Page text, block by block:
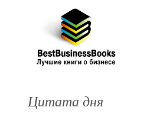
Лучшие
бизнес
книги
Цитата дня